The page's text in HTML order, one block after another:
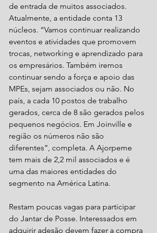
de entrada de muitos associados.
Atualmente, a entidade conta 13
núcleos. “Vamos continuar realizando
eventos e atividades que promovem
trocas, networking e aprendizado para
os empresários. Também iremos
continuar sendo a força e apoio das
MPEs, sejam associados ou não. No
país, a cada 10 postos de trabalho
gerados, cerca de 8 são gerados pelos
pequenos negócios. Em Joinville e
região os números não são
diferentes”, completa. A Ajorpeme
tem mais de 2,2 mil associados e é
uma das maiores entidades do
segmento na América Latina.
Restam poucas vagas para participar
do Jantar de Posse. Interessados em
adquirir adesão devem fazer a compra